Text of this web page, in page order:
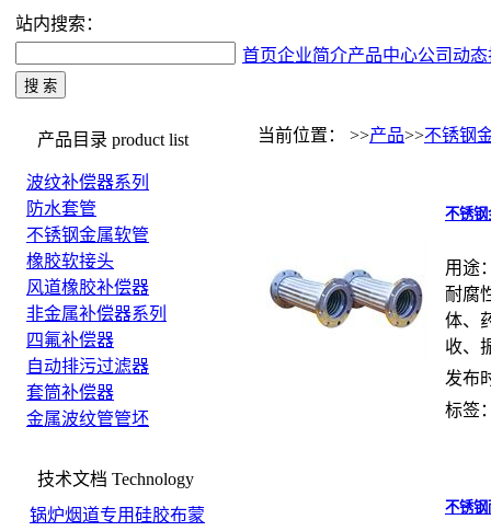
站内搜索：
首页企业简介产品中心公司动态
产品目录 product list
波纹补偿器系列
防水套管
不锈钢金属软管
橡胶软接头
风道橡胶补偿器
非金属补偿器系列
四氟补偿器
自动排污过滤器
套筒补偿器
金属波纹管管坯
技术文档 Technology
锅炉烟道专用硅胶布蒙
当前位置： >>产品>>不锈钢
不锈
用途
耐腐
体、
收、
发布
标签
不锈钢